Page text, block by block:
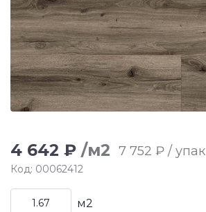
4 642 ₽ /м2 7 752 ₽ / упак
Код: 00062412
м2